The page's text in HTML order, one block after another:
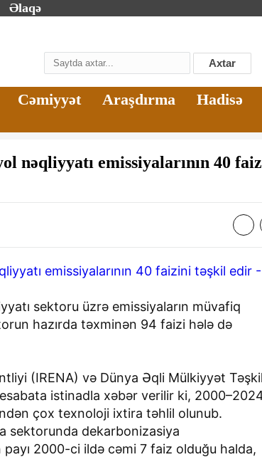
Əlaqə
Axtar
Cəmiyyət Araşdırma Hadisə
nəqliyyatı emissiyalarının 40
sektoru üzrə emissiyaların müvafiq
hazırda təxminən 94 faizi hələ də
(IRENA) və Dünya Əqli Mülkiyyət
istinadla xəbər verilir ki,
çox texnoloji ixtira təhlil olunub.
sektorunda dekarbonizasiya
2000-ci ildə cəmi 7 faiz olduğu halda,